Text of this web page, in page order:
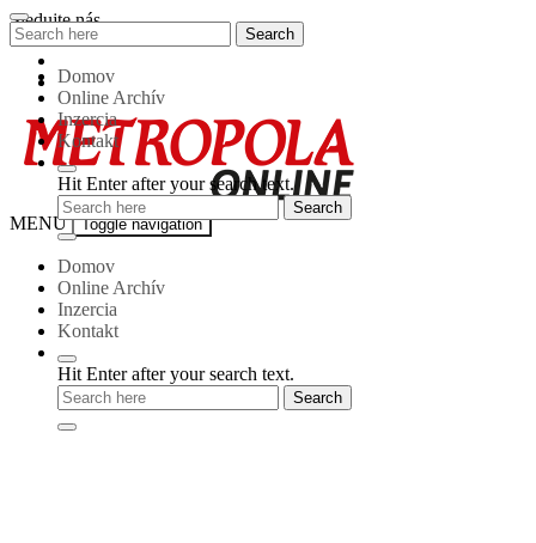
Skip
to
content
Sledujte nás
Metropola-
MENU Toggle navigation
Domov
Online Archív
Inzercia
Kontakt
Hit Enter after your search text.
Search
for:
Search
Domov
Online Archív
Inzercia
Kontakt
Hit Enter after your search text.